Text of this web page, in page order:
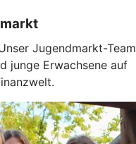
Jugendmarkt-Team
junge Erwachsene auf